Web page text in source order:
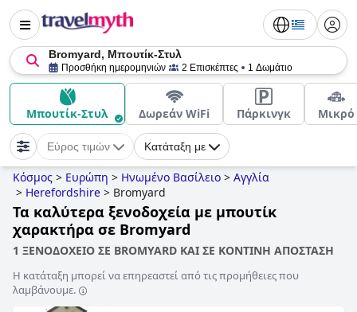
Bromyard, Μπουτίκ-Στυλ
Προσθήκη ημερομηνιών 2 Επισκέπτες 1 Δωμάτιο
Μπουτίκ-Στυλ Δωρεάν WiFi Πάρκινγκ Μικρό
Εύρος τιμών Κατάταξη με
Κόσμος > Ευρώπη > Ηνωμένο Βασίλειο > Αγγλία
> Herefordshire > Bromyard
Τα καλύτερα ξενοδοχεία με μπουτίκ
χαρακτήρα σε Bromyard
1 ΞΕΝΟΔΟΧΕΙΟ ΣΕ BROMYARD ΚΑΙ ΣΕ ΚΟΝΤΙΝΗ ΑΠΟΣΤΑΣΗ
Η κατάταξη μπορεί να επηρεαστεί από τις προμήθειες που
λαμβάνουμε.